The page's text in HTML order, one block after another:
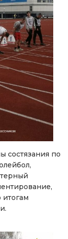
состязания по
итогам